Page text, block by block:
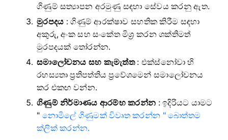
ගිණුම් සත්‍යාපන අරමුණු සඳහා සේවය කරනු ඇත.
මුරපදය : ගිණුම් ආරක්ෂාව සහතික කිරීම සඳහා
අකුරු, අංක සහ සංකේත මිශ්‍ර කරන ශක්තිමත්
මුරපදයක් තෝරන්න.
සමාලෝචනය සහ කැමැත්ත: එක්ස්නෝවා හි
රහස්‍යතා ප්‍රතිපත්තිය ප්‍රවේශමෙන් සමාලෝචනය
කර එකඟ වන්න.
ගිණුම් නිර්මාණය ආරම්භ කරන්න : ඉදිරියට යාමට
" නොමිලේ ගිණුමක් විවෘත කරන්න " බොත්තම
ක්ලික් කරන්න.